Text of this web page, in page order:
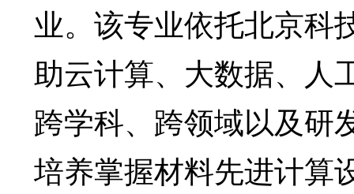
业。该专业依托北京科
助云计算、大数据、人
跨学科、跨领域以及研
培养掌握材料先进计算